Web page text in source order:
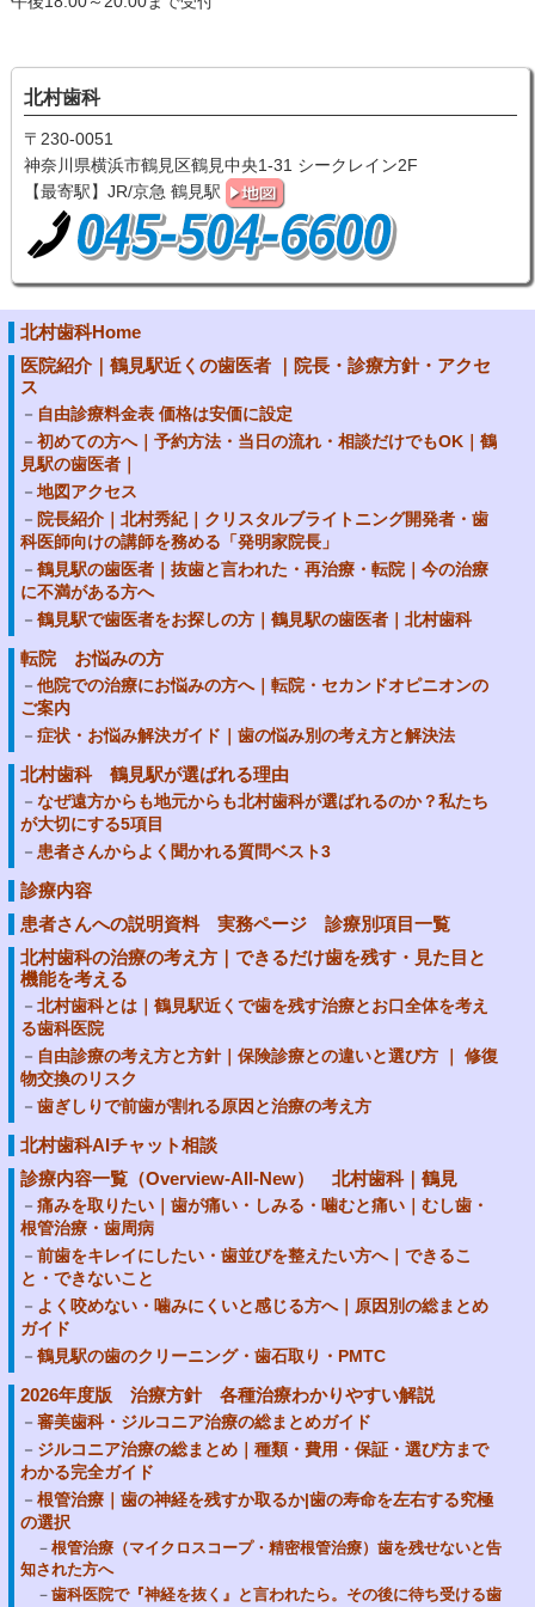
北村歯科
〒230-0051
神奈川県横浜市鶴見区鶴見中央1-31 シークレイン2F
【最寄駅】JR/京急 鶴見駅
北村歯科Home
医院紹介｜鶴見駅近くの歯医者 ｜院長・診療方針・アクセ
ス
自由診療料金表 価格は安価に設定
初めての方へ｜予約方法・当日の流れ・相談だけでもOK｜鶴
見駅の歯医者｜
地図アクセス
院長紹介｜北村秀紀｜クリスタルブライトニング開発者・歯
科医師向けの講師を務める「発明家院長」
鶴見駅の歯医者｜抜歯と言われた・再治療・転院｜今の治療
に不満がある方へ
鶴見駅で歯医者をお探しの方｜鶴見駅の歯医者｜北村歯科
転院 お悩みの方
他院での治療にお悩みの方へ｜転院・セカンドオピニオンの
ご案内
症状・お悩み解決ガイド｜歯の悩み別の考え方と解決法
北村歯科 鶴見駅が選ばれる理由
なぜ遠方からも地元からも北村歯科が選ばれるのか？私たち
が大切にする5項目
患者さんからよく聞かれる質問ベスト3
診療内容
患者さんへの説明資料 実務ページ 診療別項目一覧
北村歯科の治療の考え方｜できるだけ歯を残す・見た目と
機能を考える
北村歯科とは｜鶴見駅近くで歯を残す治療とお口全体を考え
る歯科医院
自由診療の考え方と方針｜保険診療との違いと選び方 ｜ 修復
物交換のリスク
歯ぎしりで前歯が割れる原因と治療の考え方
北村歯科AIチャット相談
診療内容一覧（Overview-All-New） 北村歯科｜鶴見
痛みを取りたい｜歯が痛い・しみる・噛むと痛い｜むし歯・
根管治療・歯周病
前歯をキレイにしたい・歯並びを整えたい方へ｜できるこ
と・できないこと
よく咬めない・噛みにくいと感じる方へ｜原因別の総まとめ
ガイド
鶴見駅の歯のクリーニング・歯石取り・PMTC
2026年度版 治療方針 各種治療わかりやすい解説
審美歯科・ジルコニア治療の総まとめガイド
ジルコニア治療の総まとめ｜種類・費用・保証・選び方まで
わかる完全ガイド
根管治療｜歯の神経を残すか取るか|歯の寿命を左右する究極
の選択
根管治療（マイクロスコープ・精密根管治療）歯を残せないと告
知された方へ
歯科医院で『神経を抜く』と言われたら。その後に待ち受ける歯